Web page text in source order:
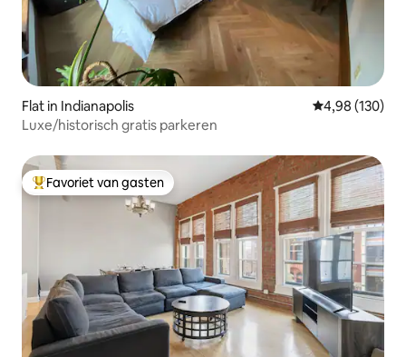
Flat in Indianapolis Gemiddelde
4,98 (130)
Luxe/historisch gratis parkeren
Topfavoriet van gasten
Favoriet van gasten